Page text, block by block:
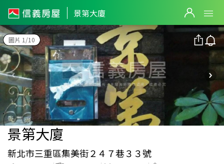
景第大廈
圖片 1/10
景第大廈
新北市三重區集美街２４７巷３３號